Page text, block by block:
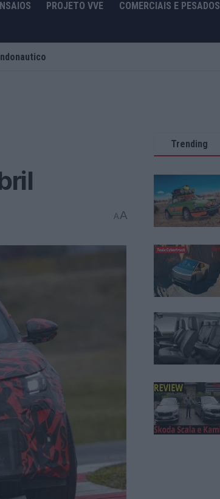
PROJETO VVE COMERCIAIS E PESADOS
AA
Trending